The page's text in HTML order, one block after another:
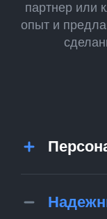
партнер или
опыт и